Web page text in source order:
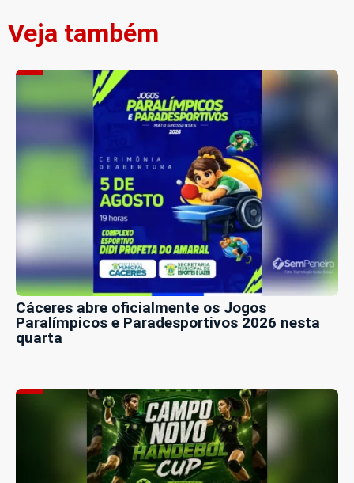
Veja também
Cáceres abre oficialmente os Jogos
Paralímpicos e Paradesportivos 2026 nesta
quarta